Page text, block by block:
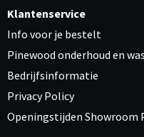
Klantenservice
Info voor je bestelt
Pinewood onderhoud en
Bedrijfsinformatie
Privacy Policy
Openingstijden Showroom